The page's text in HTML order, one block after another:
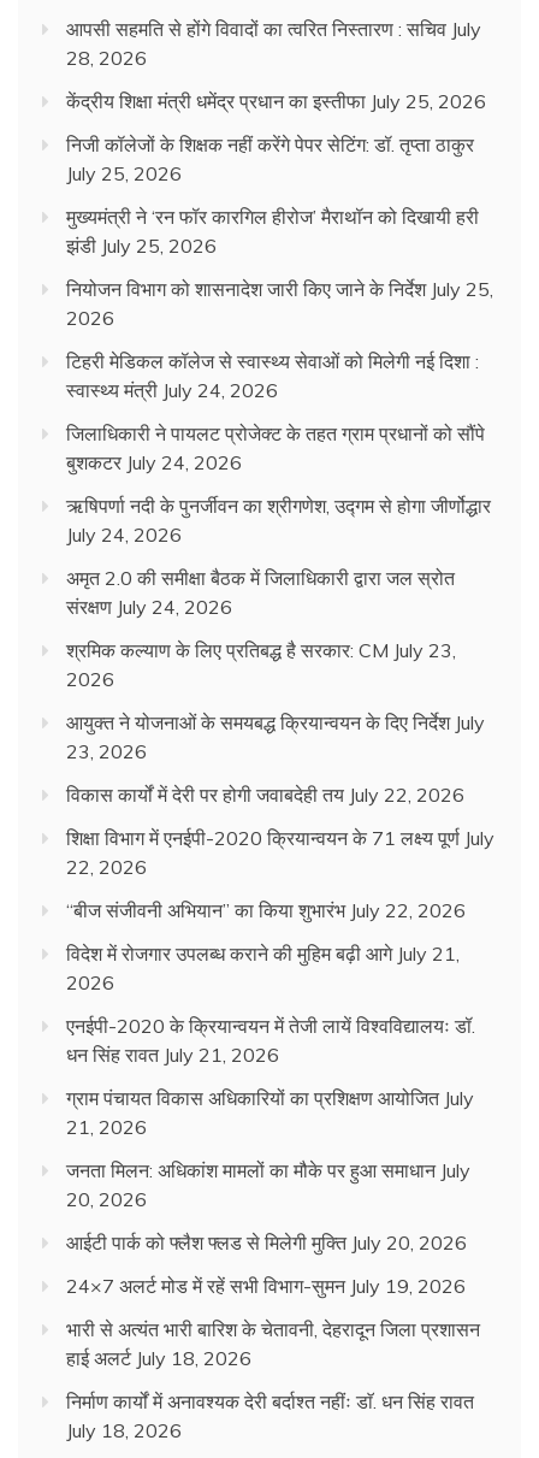
आपसी सहमति से होंगे विवादों का त्वरित निस्तारण : सचिव July
28, 2026
केंद्रीय शिक्षा मंत्री धमेंद्र प्रधान का इस्तीफा July 25, 2026
निजी कॉलेजों के शिक्षक नहीं करेंगे पेपर सेटिंग: डॉ. तृप्ता ठाकुर
July 25, 2026
मुख्यमंत्री ने ‘रन फॉर कारगिल हीरोज’ मैराथॉन को दिखायी हरी
झंडी July 25, 2026
नियोजन विभाग को शासनादेश जारी किए जाने के निर्देश July 25,
2026
टिहरी मेडिकल कॉलेज से स्वास्थ्य सेवाओं को मिलेगी नई दिशा :
स्वास्थ्य मंत्री July 24, 2026
जिलाधिकारी ने पायलट प्रोजेक्ट के तहत ग्राम प्रधानों को सौंपे
बुशकटर July 24, 2026
ऋषिपर्णा नदी के पुनर्जीवन का श्रीगणेश, उद्गम से होगा जीर्णोद्धार
July 24, 2026
अमृत 2.0 की समीक्षा बैठक में जिलाधिकारी द्वारा जल स्रोत
संरक्षण July 24, 2026
श्रमिक कल्याण के लिए प्रतिबद्ध है सरकार: CM July 23,
2026
आयुक्त ने योजनाओं के समयबद्ध क्रियान्वयन के दिए निर्देश July
23, 2026
विकास कार्यों में देरी पर होगी जवाबदेही तय July 22, 2026
शिक्षा विभाग में एनईपी-2020 क्रियान्वयन के 71 लक्ष्य पूर्ण July
22, 2026
“बीज संजीवनी अभियान” का किया शुभारंभ July 22, 2026
विदेश में रोजगार उपलब्ध कराने की मुहिम बढ़ी आगे July 21,
2026
एनईपी-2020 के क्रियान्वयन में तेजी लायें विश्वविद्यालयः डॉ.
धन सिंह रावत July 21, 2026
ग्राम पंचायत विकास अधिकारियों का प्रशिक्षण आयोजित July
21, 2026
जनता मिलन: अधिकांश मामलों का मौके पर हुआ समाधान July
20, 2026
आईटी पार्क को फ्लैश फ्लड से मिलेगी मुक्ति July 20, 2026
24×7 अलर्ट मोड में रहें सभी विभाग-सुमन July 19, 2026
भारी से अत्यंत भारी बारिश के चेतावनी, देहरादून जिला प्रशासन
हाई अलर्ट July 18, 2026
निर्माण कार्यों में अनावश्यक देरी बर्दाश्त नहींः डाॅ. धन सिंह रावत
July 18, 2026